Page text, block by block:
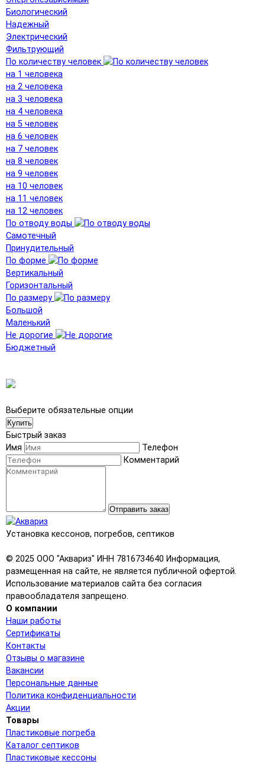
Биологический
Надежный
Электрический
Фильтрующий
По количеству человек
на 1 человека
на 2 человека
на 3 человека
на 4 человека
на 5 человек
на 6 человек
на 7 человек
на 8 человек
на 9 человек
на 10 человек
на 11 человек
на 12 человек
По отводу воды
Самотечный
Принудительный
По форме
Вертикальный
Горизонтальный
По размеру
Большой
Маленький
Не дорогие
Бюджетный
Выберите обязательные опции
Купить
Быстрый заказ
Имя
Телефон
Комментарий
Отправить заказ
Установка кессонов, погребов, септиков
© 2025 ООО "Аквариз" ИНН 7816734640 Информация,
размещенная на сайте, не является публичной офертой.
Использование материалов сайта без согласия
правообладателя запрещено.
О компании
Наши работы
Сертификаты
Контакты
Отзывы о магазине
Вакансии
Персональные данные
Политика конфиденциальности
Акции
Товары
Пластиковые погреба
Каталог септиков
Пластиковые кессоны